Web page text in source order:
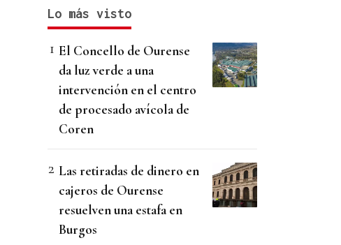
Lo más visto
El Concello de Ourense
da luz verde a una
intervención en el centro
de procesado avícola de
Coren
Las retiradas de dinero en
cajeros de Ourense
resuelven una estafa en
Burgos